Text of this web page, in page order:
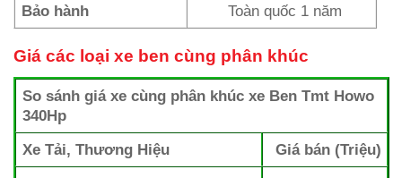
Bảo hành
Toàn quốc 1 năm
Giá các loại xe ben cùng phân khúc
So sánh giá xe cùng phân khúc xe Ben Tmt Howo
340Hp
Xe Tải, Thương Hiệu
Giá bán (Triệu)